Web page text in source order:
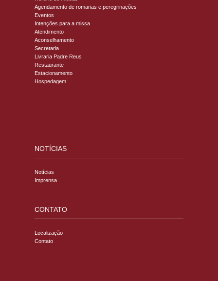
Agendamento de romarias e peregrinações
Eventos
Intenções para a missa
Atendimento
Aconselhamento
Secretaria
Livraria Padre Reus
Restaurante
Estacionamento
Hospedagem
NOTÍCIAS
Notícias
Imprensa
CONTATO
Localização
Contato